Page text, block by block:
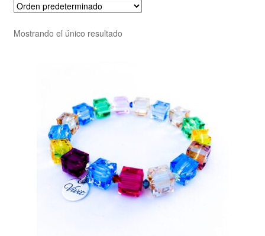
Mostrando el único resultado